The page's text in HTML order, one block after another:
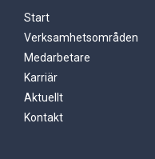
Start
Verksamhetsområden
Medarbetare
Karriär
Aktuellt
Kontakt